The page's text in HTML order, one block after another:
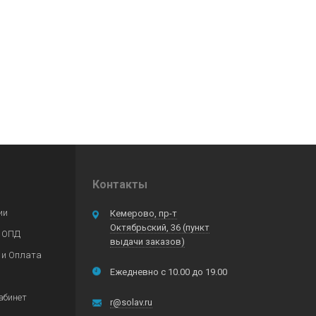
Контакты
Кемерово, пр-т
Октябрьский, 36 (пункт
выдачи заказов)
Ежедневно с 10.00 до 19.00
r@solav.ru
ОПД
Оплата